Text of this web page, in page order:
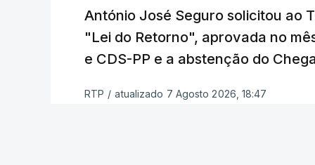
de simplificação pode traduzir-se
António José Seguro vinca que se
face à situação de que hoje beneficia"
situações "de maior fragilidade", como
António José Seguro solicitou ao
"Lei do Retorno", aprovada no
e CDS-PP e a abstenção do
RTP / atualizado 7 Agosto 2026, 18:47